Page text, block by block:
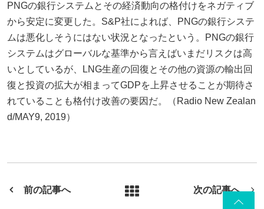
PNGの銀行システムとその経済動向の格付けをネガティブ
から安定に変更した。S&P社によれば、PNGの銀行システ
ムは悪化しそうにはない状況となったという。PNGの銀行
システムはグローバルな基準から言えばいまだリスクは高
いとしているが、LNG生産の回復とその他の資源の輸出回
復と投資の拡大が相まってGDPを上昇させることが期待さ
れていることも格付け改善の要因だ。（Radio New Zealan
d/MAY9, 2019）
前の記事へ 次の記事へ